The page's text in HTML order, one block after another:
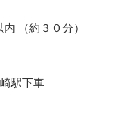
（約３０分）
駅下車